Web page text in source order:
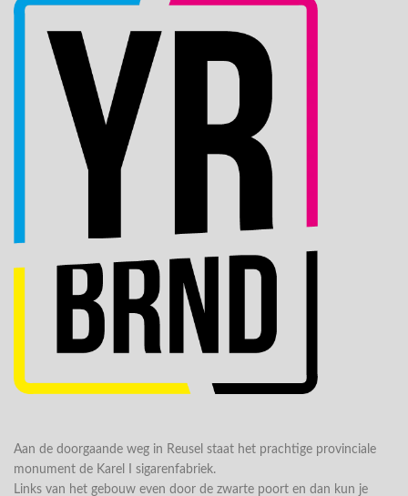
Aan de doorgaande weg in Reusel staat het prachtige provinciale
monument de Karel I sigarenfabriek.
Links van het gebouw even door de zwarte poort en dan kun je